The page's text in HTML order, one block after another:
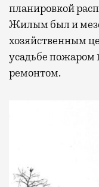
планировкой
Жилым был и
хозяйственным
усадьбе пожаром
ремонтом.